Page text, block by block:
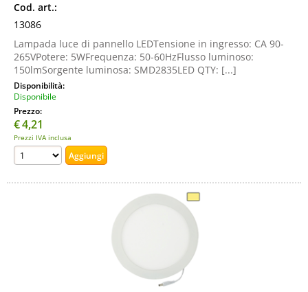
Cod. art.:
13086
Lampada luce di pannello LEDTensione in ingresso: CA 90-
265VPotere: 5WFrequenza: 50-60HzFlusso luminoso:
150lmSorgente luminosa: SMD2835LED QTY: [...]
Disponibilità:
Disponibile
Prezzo:
€4,21
Prezzi IVA inclusa